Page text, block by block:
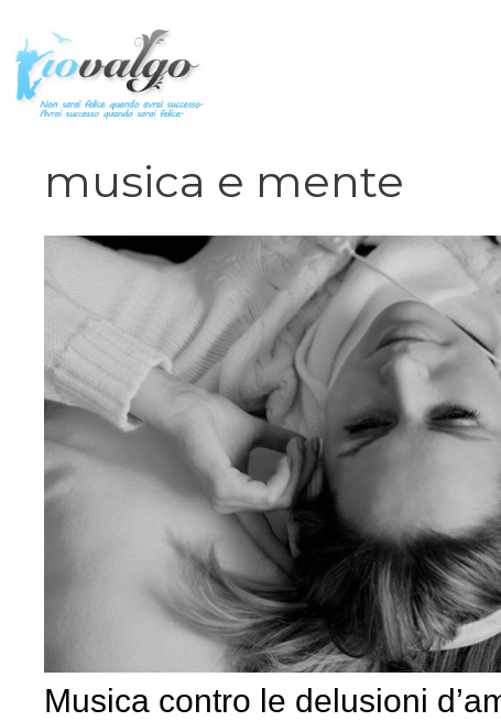
contenuto
musica e mente
Musica contro le delusioni